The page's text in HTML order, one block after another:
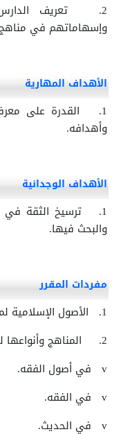
2.
تعريف
وإسهاماتهم في
الأهداف المهارية
1.
القدرة على
وأهدافه.
الأهداف الوجدانية
1.
ترسيخ الثقة في
والبحث فيها.
مفردات المقرر
1.
الأصول الإسلامية
2.
المناهج
v في أصول الفقه.
v في الفقه.
v في الحديث.